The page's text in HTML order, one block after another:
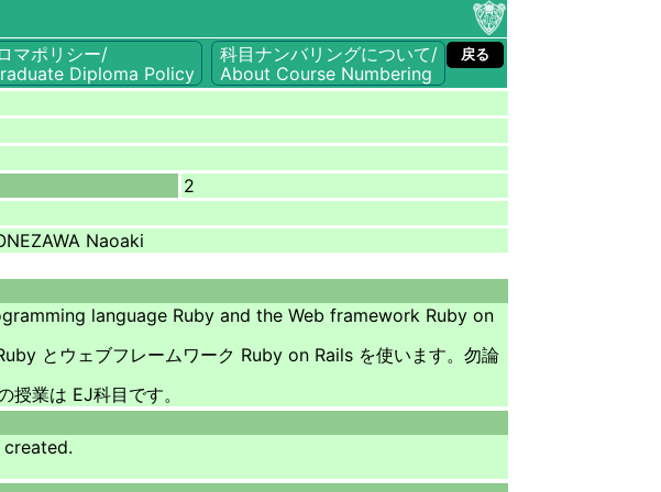
マポリシー/
Diploma Policy
科目ナンバリングについて/
About Course Numbering
戻る
2
Naoaki
language Ruby and the Web framework Ruby on
とウェブフレームワーク Ruby on Rails を使います。勿論
業は EJ科目です。